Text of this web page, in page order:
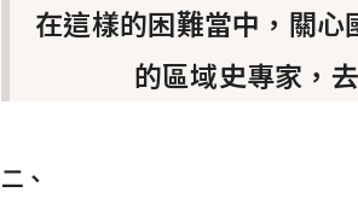
在這樣的困難當中，關
的區域史專家，
二、